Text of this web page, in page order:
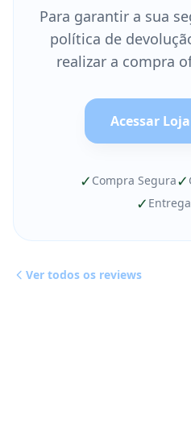
Para garantir a sua
política de
realizar a compra
Acessar
✓ Compra Segura✓
✓
Ver todos os reviews